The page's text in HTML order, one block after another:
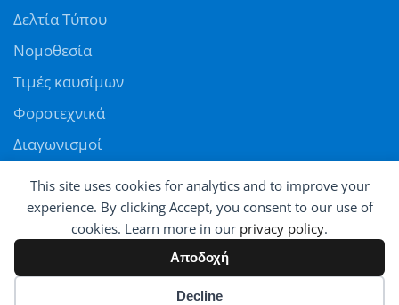
This site uses cookies for analytics and to improve your
experience. By clicking Accept, you consent to our use of
cookies. Learn more in our privacy policy.
Αποδοχή
Decline
Δελτία Τύπου
Νομοθεσία
Τιμές καυσίμων
Φοροτεχνικά
Διαγωνισμοί
Αγγελίες
Θέσεις εργασίας
ΠΑΝΕΛΛΗΝΙΑ ΟΜΟΣΠΟΝΔΙΑ ΠΡΑΤΗΡΙΟΥΧΩΝ ΕΜΠΟΡΩΝ ΚΑΥΣΙΜΩΝ
© All rights reserved - Powered byAvatar